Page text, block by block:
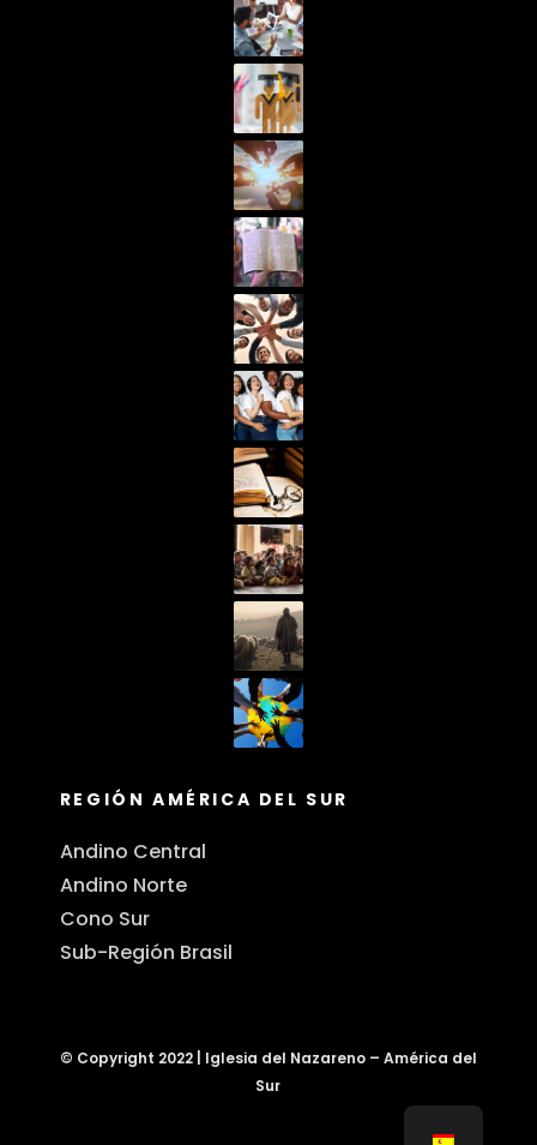
REGIÓN AMÉRICA DEL SUR
Andino Central
Andino Norte
Cono Sur
Sub-Región Brasil
© Copyright 2022 | Iglesia del Nazareno – América del
Sur